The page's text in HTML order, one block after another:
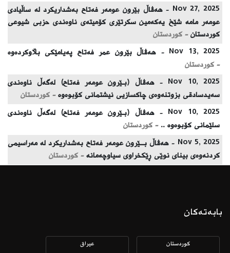
Nov 27, 2025 -
هەڤاڵ بێرون عومەر فەتاح بەشداریکرد لە ساڵیادی
عومەر مامە شێخ یەکەمین سکرتێری کۆمیتەی ناوەندی حزبی شیوعی
کوردستان - كوردستان
Nov 13, 2025 -
هەڤاڵ بێرون عمر فەتاح پەیامێکى بڵاوکردەوە
- كوردستان
Nov 10, 2025 -
هەڤاڵ (بـێرون عومەر فەتاح) لەگەڵ ناوەندی
سەیدسادقی بزوتنەوەی چاکسازیی نیشتمانی کۆبوەوە - كوردستان
Nov 10, 2025 -
هەڤاڵ (بـێرون عومەر فەتاح) لەگەڵ ناوەندی
سلێمانی کۆبوەوە .. - كوردستان
Nov 5, 2025 -
هەڤاڵ بــێرون عومەر فەتاح بەشداریکرد لە مەراسیمی
کردنەوەی بینای نوێی ڕێکخراوی سیاوچەمانە - كوردستان
بابەتەکان
كوردستان عیراق